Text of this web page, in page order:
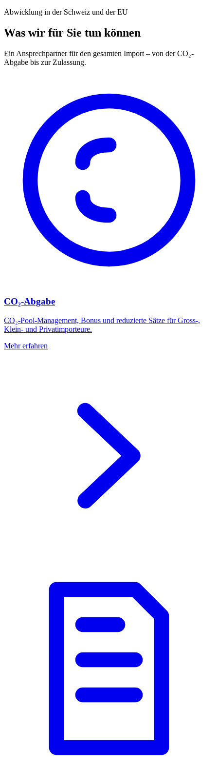
Abwicklung in der Schweiz und der EU
Was wir für Sie tun können
Ein Ansprechpartner für den gesamten Import – von der CO₂-
Abgabe bis zur Zulassung.
CO₂-Abgabe
CO₂-Pool-Management, Bonus und reduzierte Sätze für Gross-,
Klein- und Privatimporteure.
Mehr erfahren